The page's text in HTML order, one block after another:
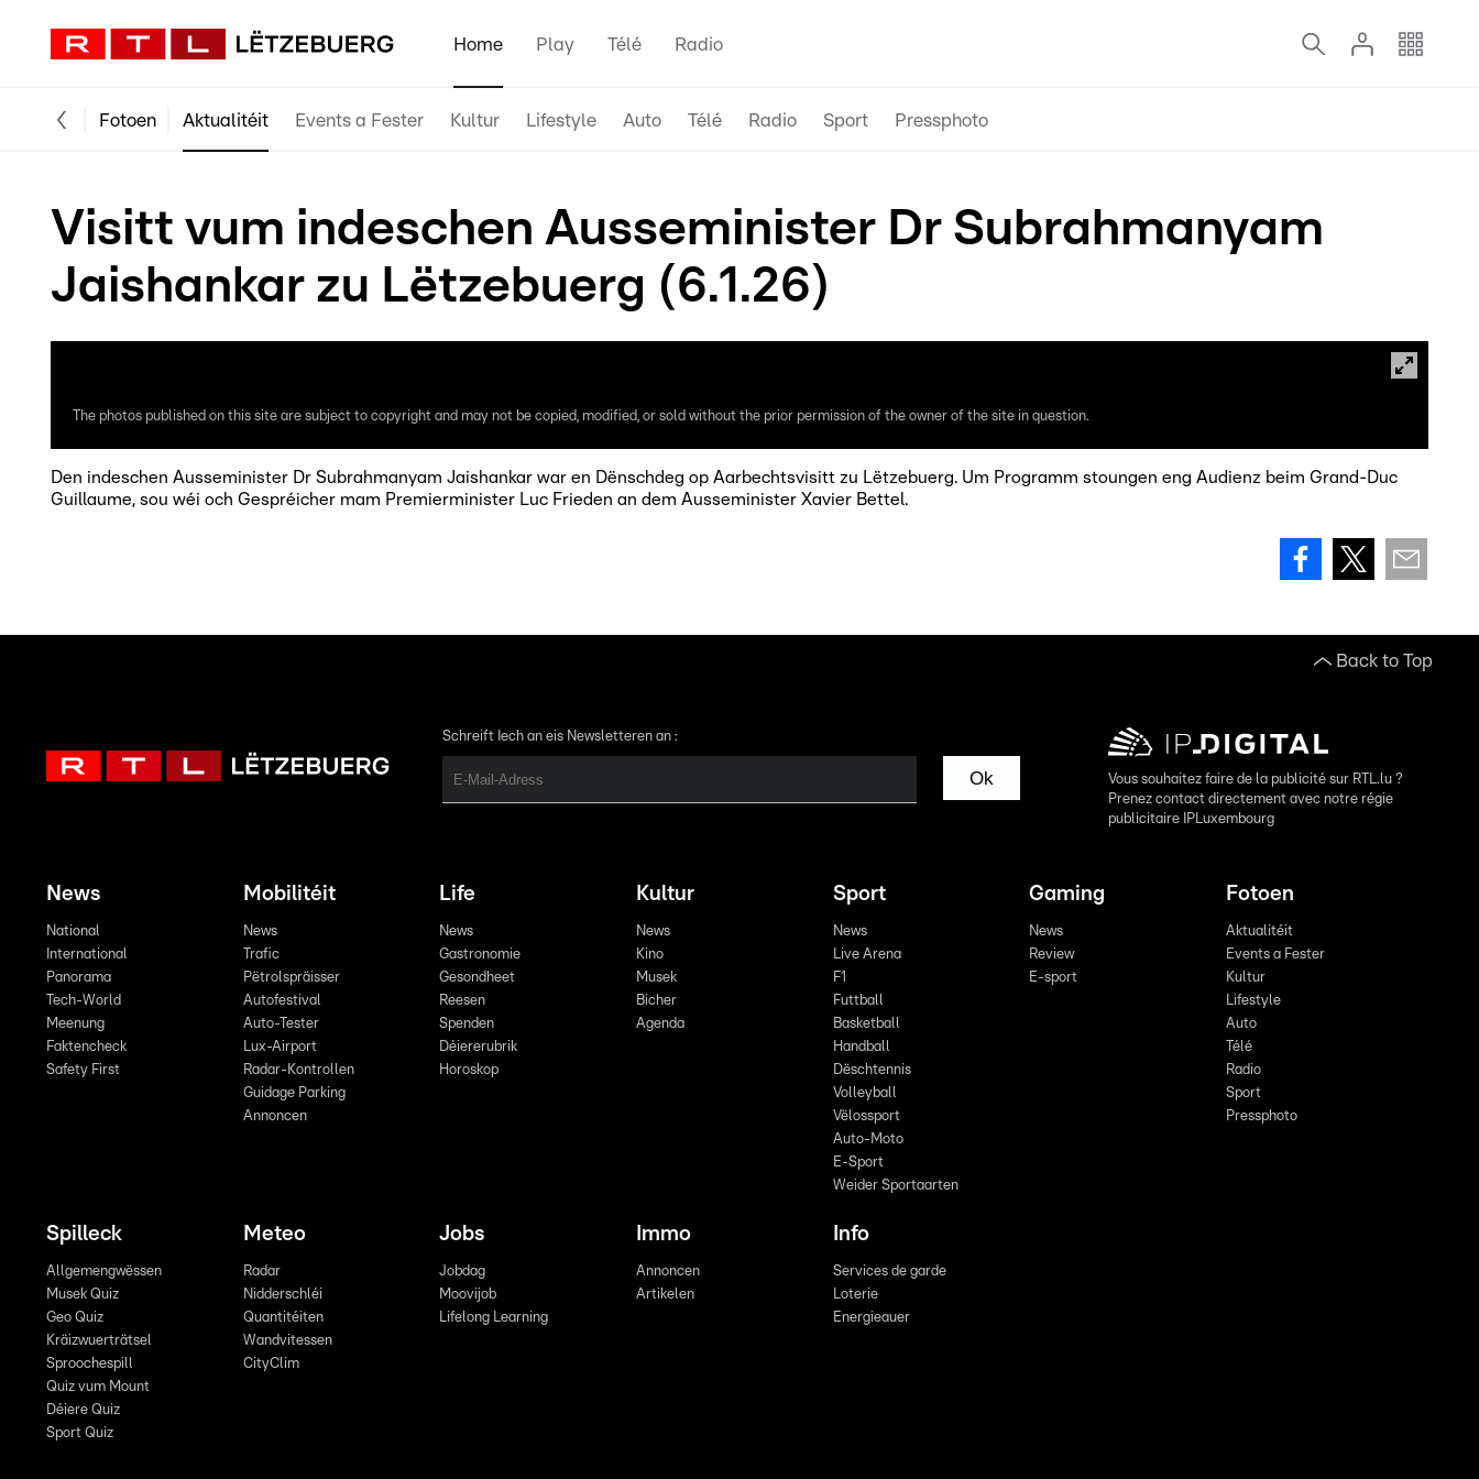
Home Play Télé Radio
Fotoen Aktualitéit Events a Fester Kultur Lifestyle Auto Télé Radio Sport Pressphoto
Visitt vum indeschen Ausseminister Dr Subrahmanyam
Jaishankar zu Lëtzebuerg (6.1.26)
The photos published on this site are subject to copyright and may not be copied, modified, or sold without the prior permission of the owner of the site in question.
Den indeschen Ausseminister Dr Subrahmanyam Jaishankar war en Dënschdeg op Aarbechtsvisitt zu Lëtzebuerg. Um Programm stoungen eng Audienz beim Grand-Duc
Guillaume, sou wéi och Gespréicher mam Premierminister Luc Frieden an dem Ausseminister Xavier Bettel.
Back to Top
Schreift Iech an eis Newsletteren an :
Ok
Vous souhaitez faire de la publicité sur RTL.lu ?
Prenez contact directement avec notre régie
publicitaire IPLuxembourg
News
National
International
Panorama
Tech-World
Meenung
Faktencheck
Safety First
Mobilitéit
News
Trafic
Pëtrolspräisser
Autofestival
Auto-Tester
Lux-Airport
Radar-Kontrollen
Guidage Parking
Annoncen
Life
News
Gastronomie
Gesondheet
Reesen
Spenden
Déiererubrik
Horoskop
Kultur
News
Kino
Musek
Bicher
Agenda
Sport
News
Live Arena
F1
Futtball
Basketball
Handball
Dëschtennis
Volleyball
Vëlossport
Auto-Moto
E-Sport
Weider Sportaarten
Gaming
News
Review
E-sport
Fotoen
Aktualitéit
Events a Fester
Kultur
Lifestyle
Auto
Télé
Radio
Sport
Pressphoto
Spilleck
Allgemengwëssen
Musek Quiz
Geo Quiz
Kräizwuerträtsel
Sproochespill
Quiz vum Mount
Déiere Quiz
Sport Quiz
Meteo
Radar
Nidderschléi
Quantitéiten
Wandvitessen
CityClim
Jobs
Jobdag
Moovijob
Lifelong Learning
Immo
Annoncen
Artikelen
Info
Services de garde
Loterie
Energieauer